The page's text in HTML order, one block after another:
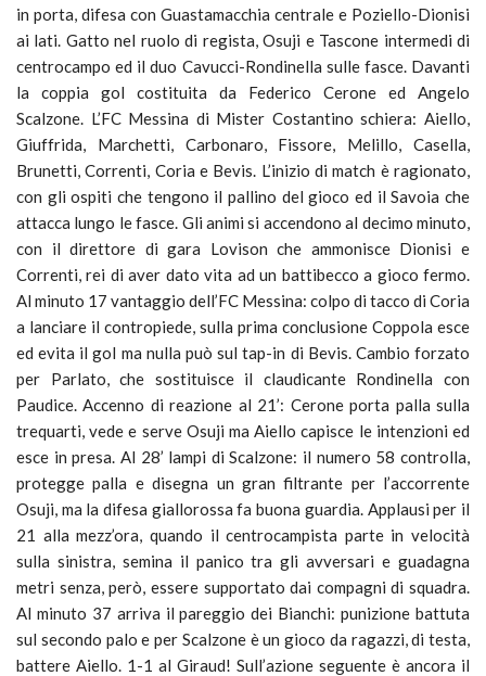
in porta, difesa con Guastamacchia centrale e Poziello-Dionisi
ai lati. Gatto nel ruolo di regista, Osuji e Tascone intermedi di
centrocampo ed il duo Cavucci-Rondinella sulle fasce. Davanti
la coppia gol costituita da Federico Cerone ed Angelo
Scalzone. L’FC Messina di Mister Costantino schiera: Aiello,
Giuffrida, Marchetti, Carbonaro, Fissore, Melillo, Casella,
Brunetti, Correnti, Coria e Bevis. L’inizio di match è ragionato,
con gli ospiti che tengono il pallino del gioco ed il Savoia che
attacca lungo le fasce. Gli animi si accendono al decimo minuto,
con il direttore di gara Lovison che ammonisce Dionisi e
Correnti, rei di aver dato vita ad un battibecco a gioco fermo.
Al minuto 17 vantaggio dell’FC Messina: colpo di tacco di Coria
a lanciare il contropiede, sulla prima conclusione Coppola esce
ed evita il gol ma nulla può sul tap-in di Bevis. Cambio forzato
per Parlato, che sostituisce il claudicante Rondinella con
Paudice. Accenno di reazione al 21’: Cerone porta palla sulla
trequarti, vede e serve Osuji ma Aiello capisce le intenzioni ed
esce in presa. Al 28’ lampi di Scalzone: il numero 58 controlla,
protegge palla e disegna un gran filtrante per l’accorrente
Osuji, ma la difesa giallorossa fa buona guardia. Applausi per il
21 alla mezz’ora, quando il centrocampista parte in velocità
sulla sinistra, semina il panico tra gli avversari e guadagna
metri senza, però, essere supportato dai compagni di squadra.
Al minuto 37 arriva il pareggio dei Bianchi: punizione battuta
sul secondo palo e per Scalzone è un gioco da ragazzi, di testa,
battere Aiello. 1-1 al Giraud! Sull’azione seguente è ancora il